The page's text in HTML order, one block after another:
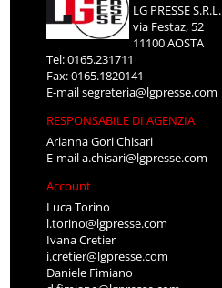
LG PRESSE S.R.L.
via Festaz, 52
11100 AOSTA
Tel: 0165.231711
Fax: 0165.1820141
E-mailsegreteria@lgpresse.com
RESPONSABILE DI AGENZIA
Arianna Gori Chisari
E-maila.chisari@lgpresse.com
Account
Luca Torino
l.torino@lgpresse.com
Ivana Cretier
i.cretier@lgpresse.com
Daniele Fimiano